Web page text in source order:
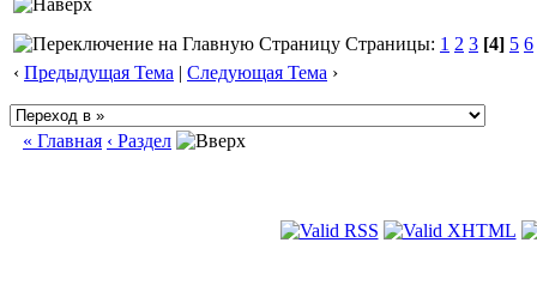
Страницы: 1 2 3 [4] 5 6
‹ Предыдущая Тема | Следующая Тема ›
« Главная ‹ Раздел